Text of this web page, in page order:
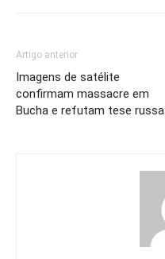
Artigo anterior
Imagens de satélite
confirmam massacre em
Bucha e refutam tese russa